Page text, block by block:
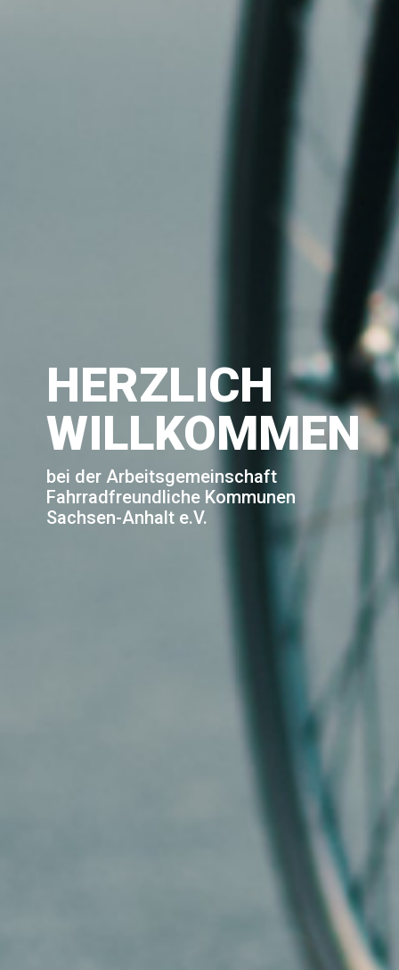
HERZLICH
WILLKOMMEN
bei der Arbeitsgemeinschaft
Fahrradfreundliche Kommunen
Sachsen-Anhalt e.V.